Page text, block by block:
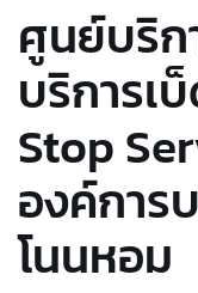
ศูนย์บริ
บริการเ
Stop
องค์การ
โนนหอม